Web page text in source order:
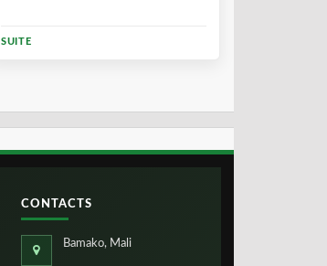
SUITE
CONTACTS
Bamako, Mali